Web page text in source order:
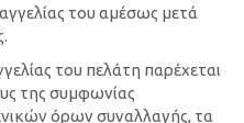
του αμέσως μετά
του πελάτη παρέχεται
της συμφωνίας
όρων συναλλαγής, τα